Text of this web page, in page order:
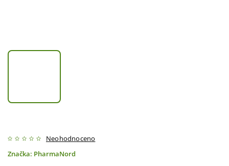
Neohodnoceno
Značka: PharmaNord